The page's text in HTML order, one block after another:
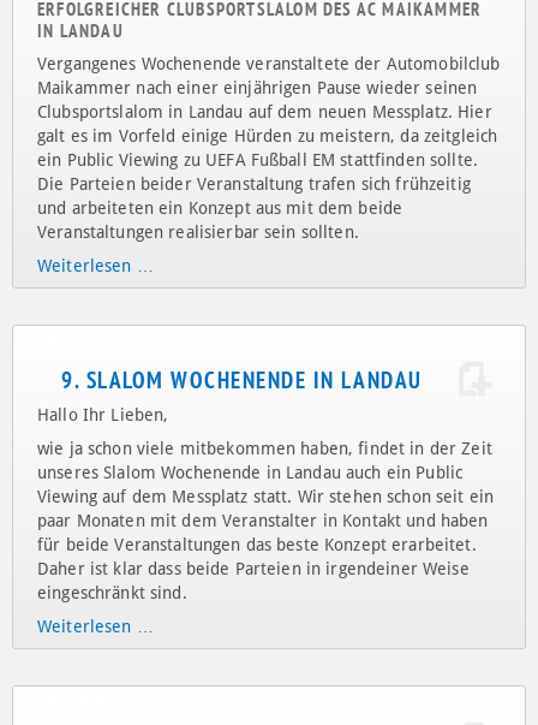
2016
15.07.16
9. CLUBSPORT SLALOM WOCHENENDE
ERFOLGREICHER CLUBSPORTSLALOM DES AC MAIKAMMER
IN LANDAU
Vergangenes Wochenende veranstaltete der Automobilclub
Maikammer nach einer einjährigen Pause wieder seinen
Clubsportslalom in Landau auf dem neuen Messplatz. Hier
galt es im Vorfeld einige Hürden zu meistern, da zeitgleich
und arbeiteten ein Konzept aus mit dem beide
Weiterlesen …
05.07.16
9. SLALOM WOCHENENDE IN LANDAU
Hallo Ihr Lieben,
wie ja schon viele mitbekommen haben, findet in der Zeit
unseres Slalom Wochenende in Landau auch ein Public
Viewing auf dem Messplatz statt. Wir stehen schon seit ein
Daher ist klar dass beide Parteien in irgendeiner Weise